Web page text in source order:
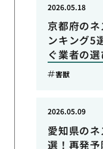
京都府の
ンキング5
ぐ業者の
2026.05.18
害獣
愛知県の
選！再発
2026.05.09